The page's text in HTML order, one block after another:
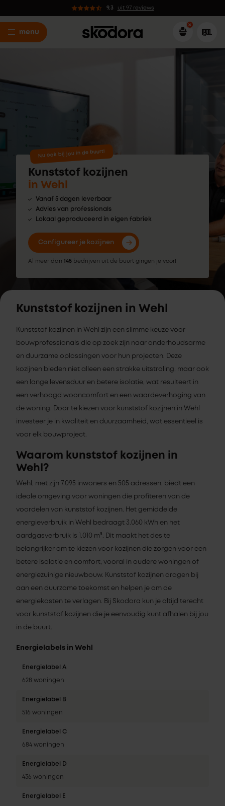
9.3 uit 97 reviews
menu
Nu ook bij jou in de buurt!
Kunststof kozijnen
in Wehl
Vanaf 5 dagen leverbaar
Advies van professionals
Lokaal geproduceerd in eigen fabriek
Configureer je kozijnen
Al meer dan 145 bedrijven uit de buurt gingen je voor!
Kunststof kozijnen in Wehl
Kunststof kozijnen in Wehl zijn een slimme keuze voor
bouwprofessionals die op zoek zijn naar onderhoudsarme
en duurzame oplossingen voor hun projecten. Deze
kozijnen bieden niet alleen een strakke uitstraling, maar ook
een lange levensduur en betere isolatie, wat resulteert in
een verhoogd wooncomfort en een waardeverhoging van
de woning. Door te kiezen voor kunststof kozijnen in Wehl
investeer je in kwaliteit en duurzaamheid, wat essentieel is
voor elk bouwproject.
Waarom kunststof kozijnen in
Wehl?
Wehl, met zijn 7.095 inwoners en 505 adressen, biedt een
ideale omgeving voor woningen die profiteren van de
voordelen van kunststof kozijnen. Het gemiddelde
energieverbruik in Wehl bedraagt 3.060 kWh en het
aardgasverbruik is 1.010 m³. Dit maakt het des te
belangrijker om te kiezen voor kozijnen die zorgen voor een
betere isolatie en comfort, vooral in oudere woningen of
energiezuinige nieuwbouw. Kunststof kozijnen dragen bij
aan een duurzame toekomst en helpen je om de
energiekosten te verlagen. Bij Skodora kun je altijd terecht
voor kunststof kozijnen die je eenvoudig kunt afhalen bij jou
in de buurt.
Energielabels in Wehl
Energielabel A
628 woningen
Energielabel B
516 woningen
Energielabel C
684 woningen
Energielabel D
436 woningen
Energielabel E